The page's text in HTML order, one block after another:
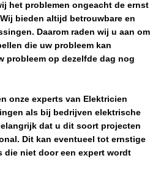
het problemen ongeacht de ernst
bieden altijd betrouwbare en
Daarom raden wij u aan om
die uw probleem kan
probleem op dezelfde dag nog
onze experts van Elektricien
als bij bedrijven elektrische
dat u dit soort projecten
Dit kan eventueel tot ernstige
die niet door een expert wordt